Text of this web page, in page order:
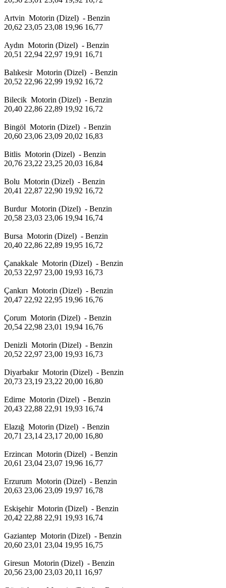
Artvin Motorin (Dizel) - Benzin
20,62 23,05 23,08 19,96 16,77
Aydın Motorin (Dizel) - Benzin
20,51 22,94 22,97 19,91 16,71
Balıkesir Motorin (Dizel) - Benzin
20,52 22,96 22,99 19,92 16,72
Bilecik Motorin (Dizel) - Benzin
20,40 22,86 22,89 19,92 16,72
Bingöl Motorin (Dizel) - Benzin
20,60 23,06 23,09 20,02 16,83
Bitlis Motorin (Dizel) - Benzin
20,76 23,22 23,25 20,03 16,84
Bolu Motorin (Dizel) - Benzin
20,41 22,87 22,90 19,92 16,72
Burdur Motorin (Dizel) - Benzin
20,58 23,03 23,06 19,94 16,74
Bursa Motorin (Dizel) - Benzin
20,40 22,86 22,89 19,95 16,72
Çanakkale Motorin (Dizel) - Benzin
20,53 22,97 23,00 19,93 16,73
Çankırı Motorin (Dizel) - Benzin
20,47 22,92 22,95 19,96 16,76
Çorum Motorin (Dizel) - Benzin
20,54 22,98 23,01 19,94 16,76
Denizli Motorin (Dizel) - Benzin
20,52 22,97 23,00 19,93 16,73
Diyarbakır Motorin (Dizel) - Benzin
20,73 23,19 23,22 20,00 16,80
Edirne Motorin (Dizel) - Benzin
20,43 22,88 22,91 19,93 16,74
Elazığ Motorin (Dizel) - Benzin
20,71 23,14 23,17 20,00 16,80
Erzincan Motorin (Dizel) - Benzin
20,61 23,04 23,07 19,96 16,77
Erzurum Motorin (Dizel) - Benzin
20,63 23,06 23,09 19,97 16,78
Eskişehir Motorin (Dizel) - Benzin
20,42 22,88 22,91 19,93 16,74
Gaziantep Motorin (Dizel) - Benzin
20,60 23,01 23,04 19,95 16,75
Giresun Motorin (Dizel) - Benzin
20,56 23,00 23,03 20,11 16,97